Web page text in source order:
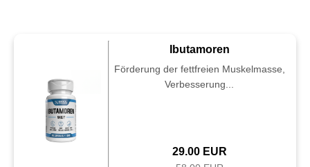
Ibutamoren
Förderung der fettfreien Muskelmasse,
Verbesserung...
29.00 EUR